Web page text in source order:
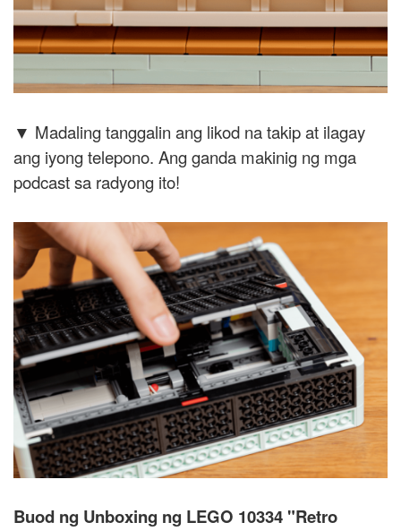
▼ Madaling tanggalin ang likod na takip at ilagay
ang iyong telepono. Ang ganda makinig ng mga
podcast sa radyong ito!
Buod ng Unboxing ng LEGO 10334 "Retro